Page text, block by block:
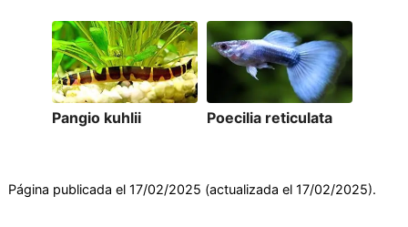
Pangio kuhlii Poecilia reticulata
Página publicada el 17/02/2025 (actualizada el 17/02/2025).